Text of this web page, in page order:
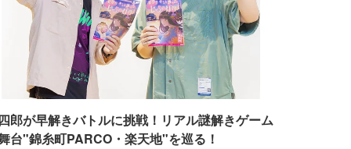
郎が早解きバトルに挑戦！リアル謎解きゲーム
台"錦糸町PARCO・楽天地"を巡る！